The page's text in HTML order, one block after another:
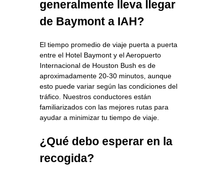
generalmente lleva llegar
de Baymont a IAH?
El tiempo promedio de viaje puerta a puerta
entre el Hotel Baymont y el Aeropuerto
Internacional de Houston Bush es de
aproximadamente 20-30 minutos, aunque
esto puede variar según las condiciones del
tráfico. Nuestros conductores están
familiarizados con las mejores rutas para
ayudar a minimizar tu tiempo de viaje.
¿Qué debo esperar en la
recogida?